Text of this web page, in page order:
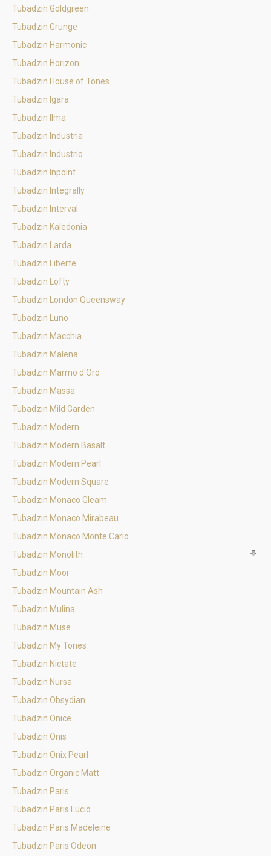
Tubadzin Goldgreen
Tubadzin Grunge
Tubadzin Harmonic
Tubadzin Horizon
Tubadzin House of Tones
Tubadzin Igara
Tubadzin Ilma
Tubadzin Industria
Tubadzin Industrio
Tubadzin Inpoint
Tubadzin Integrally
Tubadzin Interval
Tubadzin Kaledonia
Tubadzin Larda
Tubadzin Liberte
Tubadzin Lofty
Tubadzin London Queensway
Tubadzin Luno
Tubadzin Macchia
Tubadzin Malena
Tubadzin Marmo d'Oro
Tubadzin Massa
Tubadzin Mild Garden
Tubadzin Modern
Tubadzin Modern Basalt
Tubadzin Modern Pearl
Tubadzin Modern Square
Tubadzin Monaco Gleam
Tubadzin Monaco Mirabeau
Tubadzin Monaco Monte Carlo
Tubadzin Monolith
Tubadzin Moor
Tubadzin Mountain Ash
Tubadzin Mulina
Tubadzin Muse
Tubadzin My Tones
Tubadzin Nictate
Tubadzin Nursa
Tubadzin Obsydian
Tubadzin Onice
Tubadzin Onis
Tubadzin Onix Pearl
Tubadzin Organic Matt
Tubadzin Paris
Tubadzin Paris Lucid
Tubadzin Paris Madeleine
Tubadzin Paris Odeon